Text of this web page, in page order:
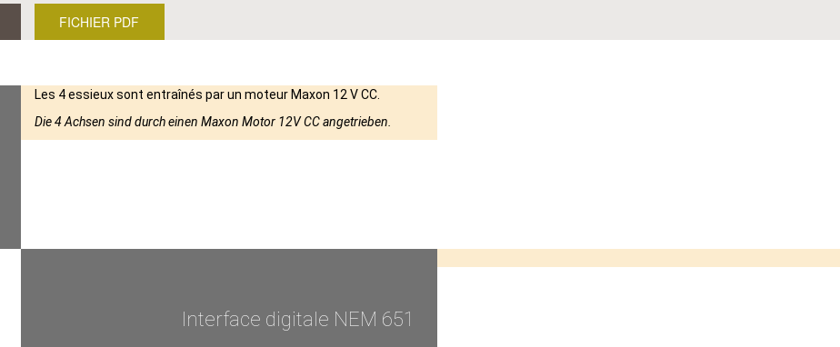
FICHIER PDF
Les 4 essieux sont entraînés par un moteur Maxon 12 V CC.
Die 4 Achsen sind durch einen Maxon Motor 12V CC angetrieben.
Interface digitale NEM 651